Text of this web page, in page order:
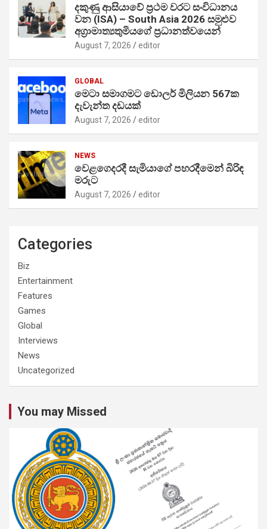
දකුණු ආසියාවේ ප්‍රථම වරට සංවිධානය
වන (ISA) – South Asia 2026 සමුළුව
අග්‍රාමාත්‍යතුමියගේ ප්‍රධානත්වයෙන්
August 7, 2026 editor
GLOBAL
මෙටා සමාගමට ඩොලර් මිලියන 567ක
දැවැන්ත දඩයක්
August 7, 2026 editor
NEWS
වෙළගෙදරදී සැමියාගේ පහරදීමෙන් බිරිඳ
මරුට
August 7, 2026 editor
Categories
Biz
Entertainment
Features
Games
Global
Interviews
News
Uncategorized
You may Missed